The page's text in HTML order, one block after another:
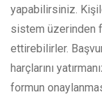
yapabilirsiniz.
sistem üzerinden
ettirebilirler.
harçlarını
formun